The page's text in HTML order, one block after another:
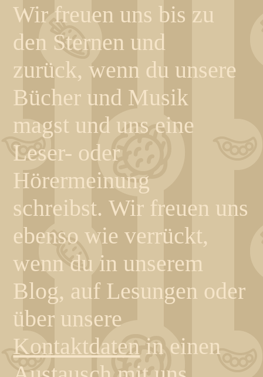
Wir freuen uns bis zu
den Sternen und
zurück, wenn du unsere
Bücher und Musik
magst und uns eine
Leser- oder
Hörermeinung
schreibst. Wir freuen uns
ebenso wie verrückt,
wenn du in unserem
Blog, auf Lesungen oder
über unsere
Kontaktdaten in einen